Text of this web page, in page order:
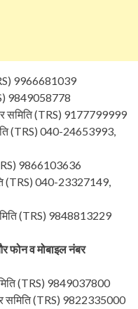
9966681039
9849058778
समिति (TRS) 9177799999
(TRS) 040-24653993,
9866103636
(TRS) 040-23327149,
(TRS) 9848813229
फोन व मोबाइल नंबर
(TRS) 9849037800
समिति (TRS) 9822335000